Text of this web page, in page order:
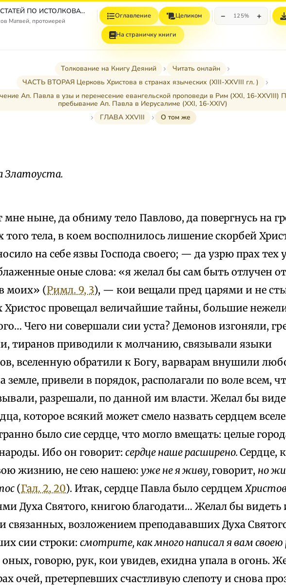
СБОРНИК СТАТЕЙ ПО ИСТОЛКОВАТЕЛЬНОМУ И НАЗИДАТЕЛЬНОМУ ЧТЕНИЮ ДЕЯНИЙ СВЯТЫХ АПОСТОЛОВ
Матвей, протоиерей
Оглавление Целиком − 125% +
На страничку книги
Толкование на Книгу Деяний
Читать онлайн
ЧАСТЬ ВТОРАЯ Церковь Христова в странах языческих (XIII-XXVIII гл. )
Ап. Павла в узы и перенесение евангельской проповеди в Рим (XXI, 16-XXVIII)
пребывание Ап. Павла в Иерусалиме (XXI, 16-XXIV)
ГЛАВА XXVIII
О том же
Златоуста.
мне ныне, да обниму тело Павлово, да повергнусь на
того тела, в коем восполнилось лишение скорбей
на себе язвы Господа своего; — да узрю прах тех
оные слова: «я желал бы сам быть отлучен
моих» (Римл. 9, 3), — кои вещали пред царями и не
Христос провещал величайшие тайны, большие
Чего ни совершали сии уста? Демонов изгоняли,
тиранов приводили к молчанию, связывали языки
вселенную обратили к Богу, варварам внушили
земле, привели в порядок, располагали по воле всем,
разрешали, по данной им власти. Желал бы
которое всякий может смело назвать сердцем
было сие сердце, что могло вмещать: целые
Ибо он говорит: сердце наше расширено. Сердце,
жизнию, не сею нашею: уже не я живу, говорит, но
(Гал. 2, 20). Итак, сердце Павла было сердцем
Духа Святого, книгою благодати… Желал бы видеть
связанных, возложением преподававших Духа
сии строки: смотрите, как много написал я вам своею
оных, говорю, рук, кои увидев, ехидна упала в огонь.
очей, претерпевших счастливую слепоту и снова